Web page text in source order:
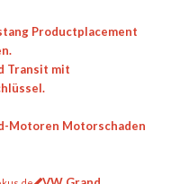
Productplacement
Transit mit
Motoren Motorschaden